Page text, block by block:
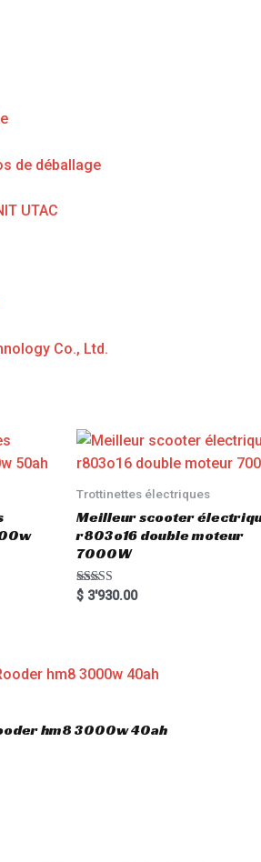
de déballage
UTAC
Co., Ltd.
Trottinettes électriques
Meilleur scooter
r803o16 double moteur
7000W
Rated
5.00
$ 3'930.00
hm8 3000w 40ah